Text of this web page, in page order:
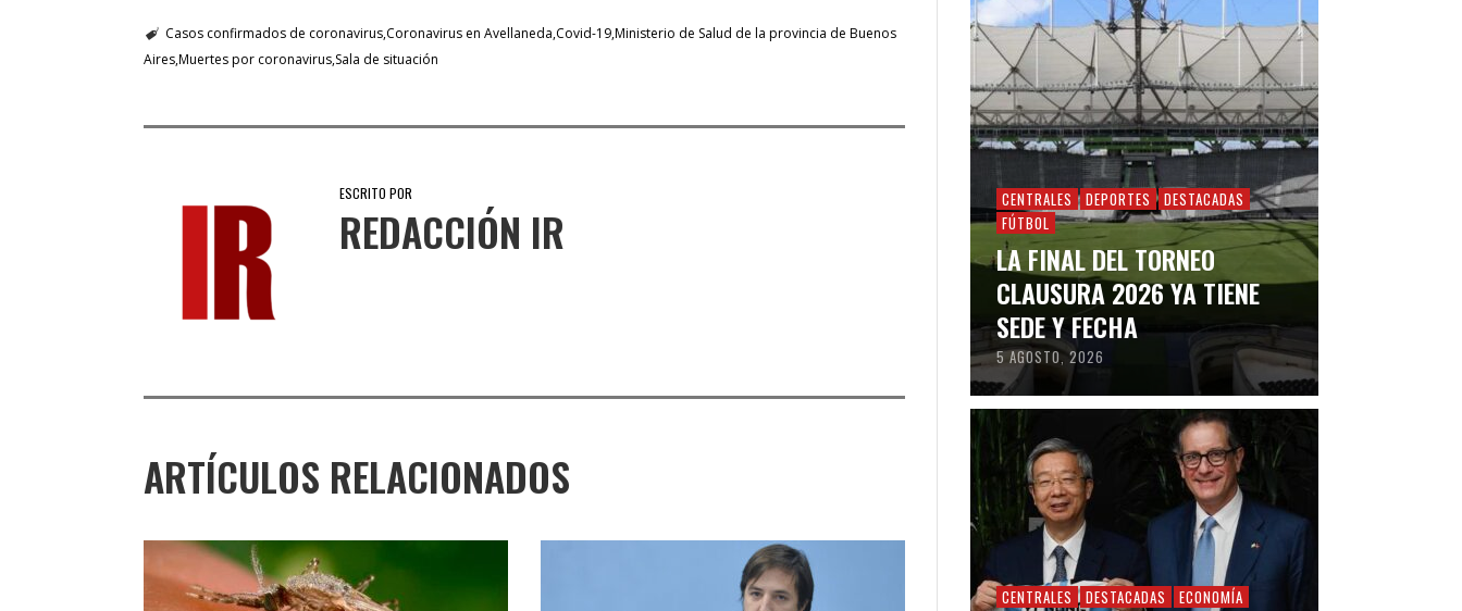
Casos confirmados de coronavirusCoronavirus en Avellaneda Covid-19Ministerio de Salud de la provincia de Buenos
AiresMuertes por coronavirus Sala de situación
ESCRITO POR
REDACCIÓN IR
ARTÍCULOS RELACIONADOS
CENTRALES DEPORTES
DESTACADAS
FÚTBOL
LA FINAL DEL TORNEO
CLAUSURA 2026 YA TIENE
SEDE Y FECHA
5 AGOSTO, 2026
CENTRALES DESTACADAS ECONOMÍA